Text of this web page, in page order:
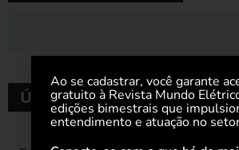
Últimas notícias
Ao se cadastrar, você garante
gratuito à Revista Mundo
edições bimestrais que
entendimento e atuação no